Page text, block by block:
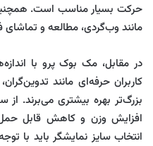
حرکت بسیار مناسب است.
مانند وب‌گردی، مطالعه و تماشای
کاربران حرفه‌ای مانند
بزرگ‌تر بهره بیشتری می‌برند.
افزایش وزن و کاهش قابل
انتخاب سایز نمایشگر باید با